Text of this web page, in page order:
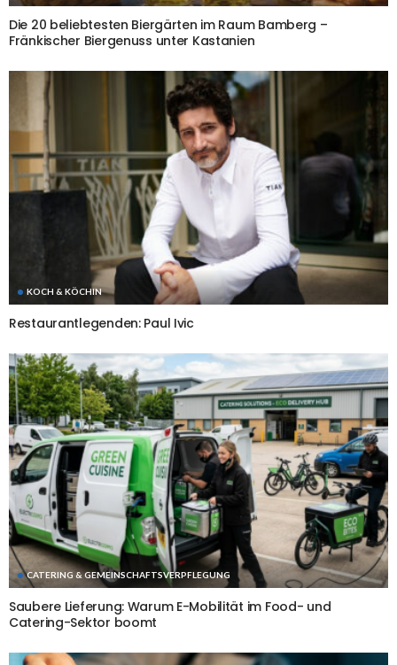
Die 20 beliebtesten Biergärten im Raum Bamberg –
Fränkischer Biergenuss unter Kastanien
KOCH & KÖCHIN
Restaurantlegenden: Paul Ivic
CATERING & GEMEINSCHAFTSVERPFLEGUNG
Saubere Lieferung: Warum E-Mobilität im Food- und
Catering-Sektor boomt